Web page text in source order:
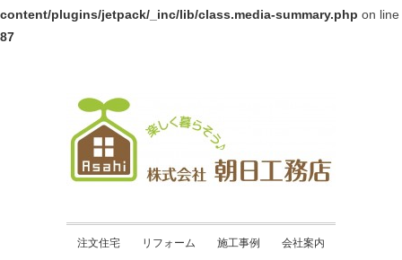
content/plugins/jetpack/_inc/lib/class.media-summary.php on line
87
注文住宅 リフォーム 施工事例 会社案内